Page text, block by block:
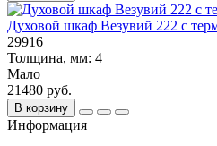
Духовой шкаф Везувий 222 с
29916
Толщина, мм: 4
Мало
21480 руб.
В корзину
Информация